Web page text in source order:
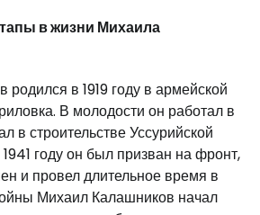
в жизни Михаила
в 1919 году в армейской
В молодости он работал в
в строительстве Уссурийской
году он был призван на фронт,
и провел длительное время в
Михаил Калашников начал